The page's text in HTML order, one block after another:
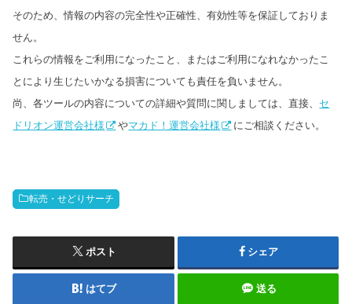
そのため、情報の内容の完全性や正確性、有効性等を保証しておりま
せん。
これらの情報をご利用になったこと、またはご利用になれなかったこ
とにより生じたいかなる損害についても責任を負いません。
尚、各ツールの内容についての詳細や質問に関しましては、直接、 セ
ドリオン運営会社様
やマカド！運営会社様 にご相談ください。
転売・せどりサーチ
ポスト シェア
はてブ 送る